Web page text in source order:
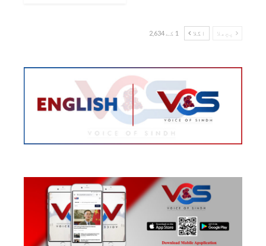
پچھلا اگلا 1 کے 2,634